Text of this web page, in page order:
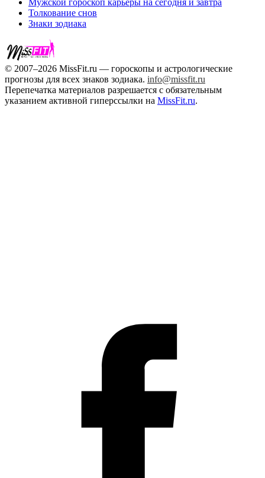
Толкование снов
Знаки зодиака
© 2007–2026 MissFit.ru — гороскопы и астрологические
прогнозы для всех знаков зодиака. info@missfit.ru
Перепечатка материалов разрешается с обязательным
указанием активной гиперссылки на MissFit.ru.